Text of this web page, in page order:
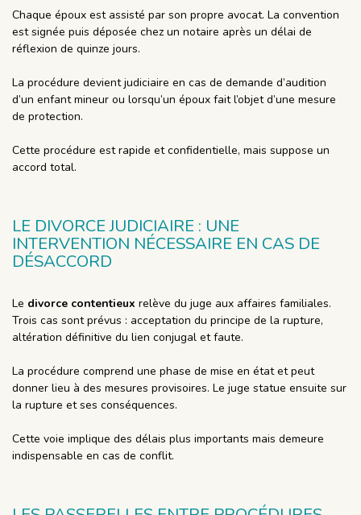
Chaque époux est assisté par son propre avocat. La convention
est signée puis déposée chez un notaire après un délai de
réflexion de quinze jours.
La procédure devient judiciaire en cas de demande d’audition
d’un enfant mineur ou lorsqu’un époux fait l’objet d’une mesure
de protection.
Cette procédure est rapide et confidentielle, mais suppose un
accord total.
LE DIVORCE JUDICIAIRE : UNE
INTERVENTION NÉCESSAIRE EN CAS DE
DÉSACCORD
Le divorce contentieux relève du juge aux affaires familiales.
Trois cas sont prévus : acceptation du principe de la rupture,
altération définitive du lien conjugal et faute.
La procédure comprend une phase de mise en état et peut
donner lieu à des mesures provisoires. Le juge statue ensuite sur
la rupture et ses conséquences.
Cette voie implique des délais plus importants mais demeure
indispensable en cas de conflit.